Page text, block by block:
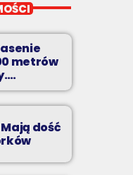
na
metrów
ogromna
Mają dość